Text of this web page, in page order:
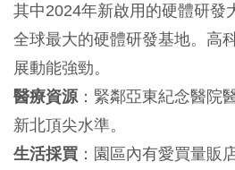
其中2024年新啟用的硬體研發
全球最大的硬體研發基地。高
展動能強勁。
醫療資源 ：緊鄰亞東紀念醫院
新北頂尖水準。
生活採買 ：園區內有愛買量販